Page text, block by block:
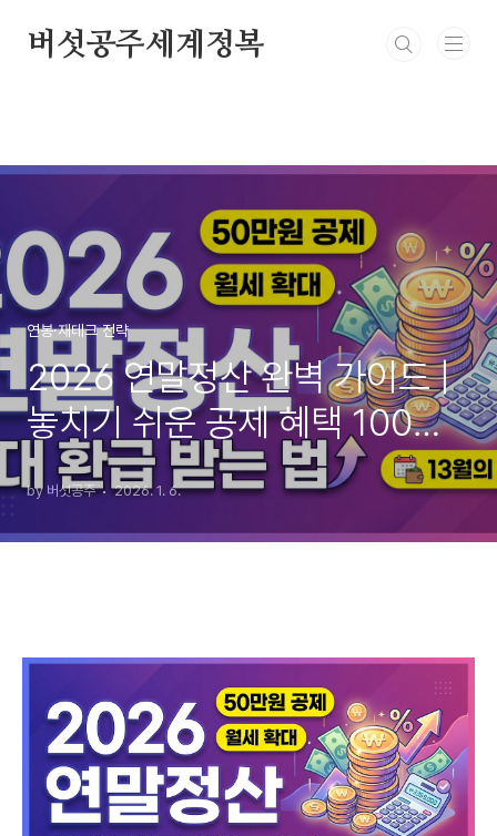
버섯공주세계정복
연봉·재테크 전략
2026 연말정산 완벽 가이드 |
놓치기 쉬운 공제 혜택 100%
활용법 (월세·자녀·결혼 세액공
제)
by 버섯공주 2026. 1. 6.